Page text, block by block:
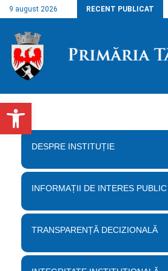
Deschide bara de unelte
9 august 2026 RECENT PUBLICAT
lucrărilor…
DESPRE INSTITUȚIE
INFORMAȚII DE INTERES PUBLIC
TRANSPARENȚĂ DECIZIONALĂ